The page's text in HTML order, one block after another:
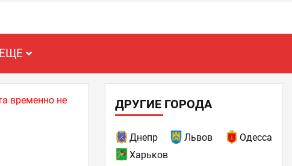
ЕЩЕ
временно не
ДРУГИЕ ГОРОДА
Днепр Львов
Одесса
Харьков